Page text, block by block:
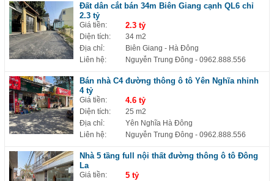
Đất dân cắt bán 34m Biên Giang cạnh QL6 chỉ
2.3 tỷ
Giá tiền: 2.3 tỷ
Diện tích:
34 m2
Địa chỉ:
Biên Giang - Hà Đông
Liên hệ:
Nguyễn Trung Đông - 0962.888.556
Bán nhà C4 đường thông ô tô Yên Nghĩa nhỉnh
4 tỷ
Giá tiền: 4.6 tỷ
Diện tích:
25 m2
Địa chỉ:
Yên Nghĩa Hà Đông
Liên hệ:
Nguyễn Trung Đông - 0962.888.556
Nhà 5 tầng full nội thất đường thông ô tô Đông
La
Giá tiền: 5 tỷ